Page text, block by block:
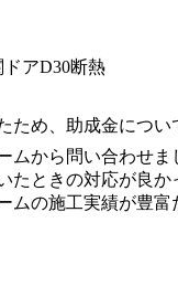
アD30断熱
ため、助成金につい
ムから問い合わせま
たときの対応が良
ムの施工実績が豊